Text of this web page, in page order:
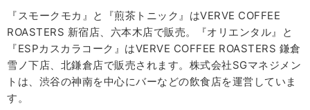
『スモークモカ』と『煎茶トニック』はVERVE COFFEE
ROASTERS 新宿店、六本木店で販売。『オリエンタル』と
『ESPカスカラコーク』はVERVE COFFEE ROASTERS 鎌倉
雪ノ下店、北鎌倉店で販売されます。株式会社SGマネジメン
トは、渋谷の神南を中心にバーなどの飲食店を運営していま
す。